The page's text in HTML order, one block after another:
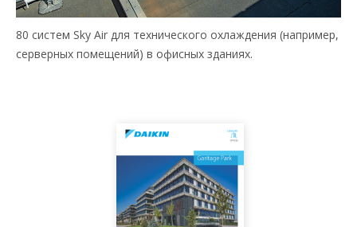
80 систем Sky Air для технического охлаждения (например,
серверных помещений) в офисных зданиях.